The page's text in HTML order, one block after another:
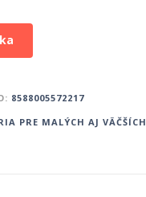
8588005572217
PRE MALÝCH AJ VÄČŠÍCH